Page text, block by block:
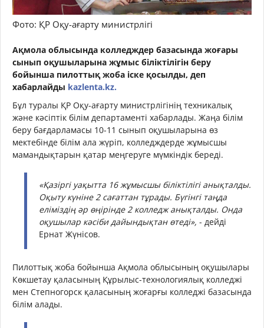
Фото: ҚР Оқу-ағарту министрлігі
Ақмола облысында колледждер базасында жоғары
сынып оқушыларына жұмыс біліктілігін беру
бойынша пилоттық жоба іске қосылды, деп
хабарлайды kazlenta.kz.
Бұл туралы ҚР Оқу-ағарту министрлігінің техникалық
және кәсіптік білім департаменті хабарлады. Жаңа білім
беру бағдарламасы 10-11 сынып оқушыларына өз
мектебінде білім ала жүріп, колледждерде жұмысшы
мамандықтарын қатар меңгеруге мүмкіндік береді.
«Қазіргі уақытта 16 жұмысшы біліктілігі анықталды.
Оқыту күніне 2 сағаттан тұрады. Бүгінгі таңда
еліміздің әр өңірінде 2 колледж анықталды. Онда
оқушылар кәсіби дайындықтан өтеді», - дейді
Ернат Жүнісов.
Пилоттық жоба бойынша Ақмола облысының оқушылары
Көкшетау қаласының Құрылыс-технологиялық колледжі
мен Степногорск қаласының жоғарғы колледжі базасында
білім алады.